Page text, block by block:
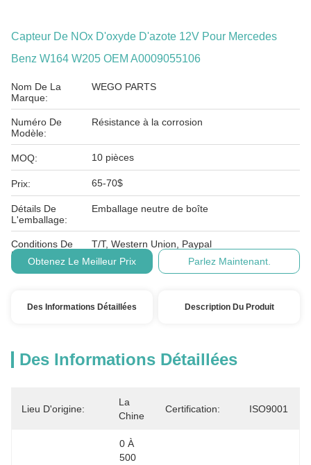
Capteur De NOx D'oxyde D'azote 12V Pour Mercedes
Benz W164 W205 OEM A0009055106
Nom De La
Marque:
WEGO PARTS
Numéro De
Modèle:
Résistance à la corrosion
MOQ: 10 pièces
Prix: 65-70$
Détails De
L'emballage:
Emballage neutre de boîte
Conditions De
Paiement:
T/T, Western Union, Paypal
Obtenez Le Meilleur Prix
Parlez Maintenant.
Des Informations Détaillées Description Du Produit
Des Informations Détaillées
Lieu D'origine:
La
Chine
Certification: ISO9001
0 À
500